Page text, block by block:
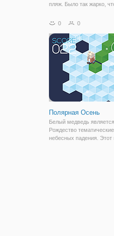
пляж. Было так жарко,
Когда ребята пришли на
свою подругу и
0 0
Полярная Осень
Белый медведь является
Рождество
небесных падения. Этот